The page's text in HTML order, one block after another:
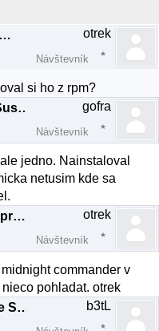
Re: userguide SK pre Suse...sice som ho nainstalov otrek
Návštevník
si ho z rpm?
Re: Re: userguide SK pre Suse...sice som ho nainst
gofra
Návštevník
jedno. Nainstaloval
netusim kde sa
Re: Re: Re: userguide SK pre Suse...sice som ho na
otrek
Návštevník
commander v
pohladat. otrek
Re: Re: Re: Re: userguide SK pre Suse...sice som h
b3tL